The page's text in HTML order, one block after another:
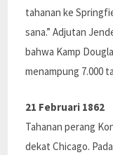
tahanan ke
sana.” Adjutan
bahwa Kamp
menampung 7.000
21 Februari 1862
Tahanan perang
dekat Chicago.